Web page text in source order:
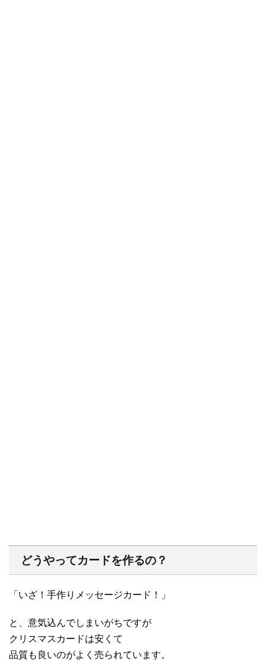
どうやってカードを作るの？
「いざ！手作りメッセージカード！」
と、意気込んでしまいがちですが
クリスマスカードは安くて
品質も良いのがよく売られています。